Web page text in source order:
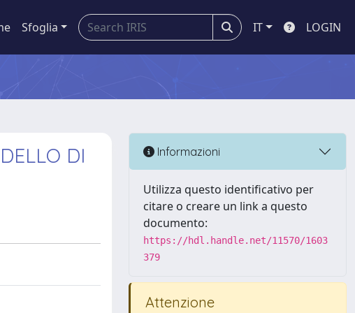
Sfoglia IT LOGIN
DI
Informazioni
Utilizza questo identificativo per
citare o creare un link a questo
documento:
https://hdl.handle.net/11570/1603
379
Attenzione